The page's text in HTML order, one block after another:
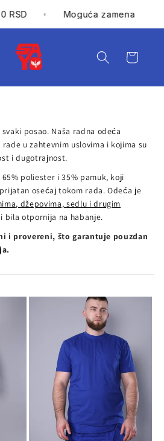
RSD Moguća zamena
Korpa
posao. Naša radna odeća
u zahtevnim uslovima i kojima su
i dugotrajnost.
poliester i 35% pamuk, koji
osećaj tokom rada. Odeća je
džepovima, sedlu i drugim
bila otpornija na habanje.
i provereni, što garantuje pouzdan